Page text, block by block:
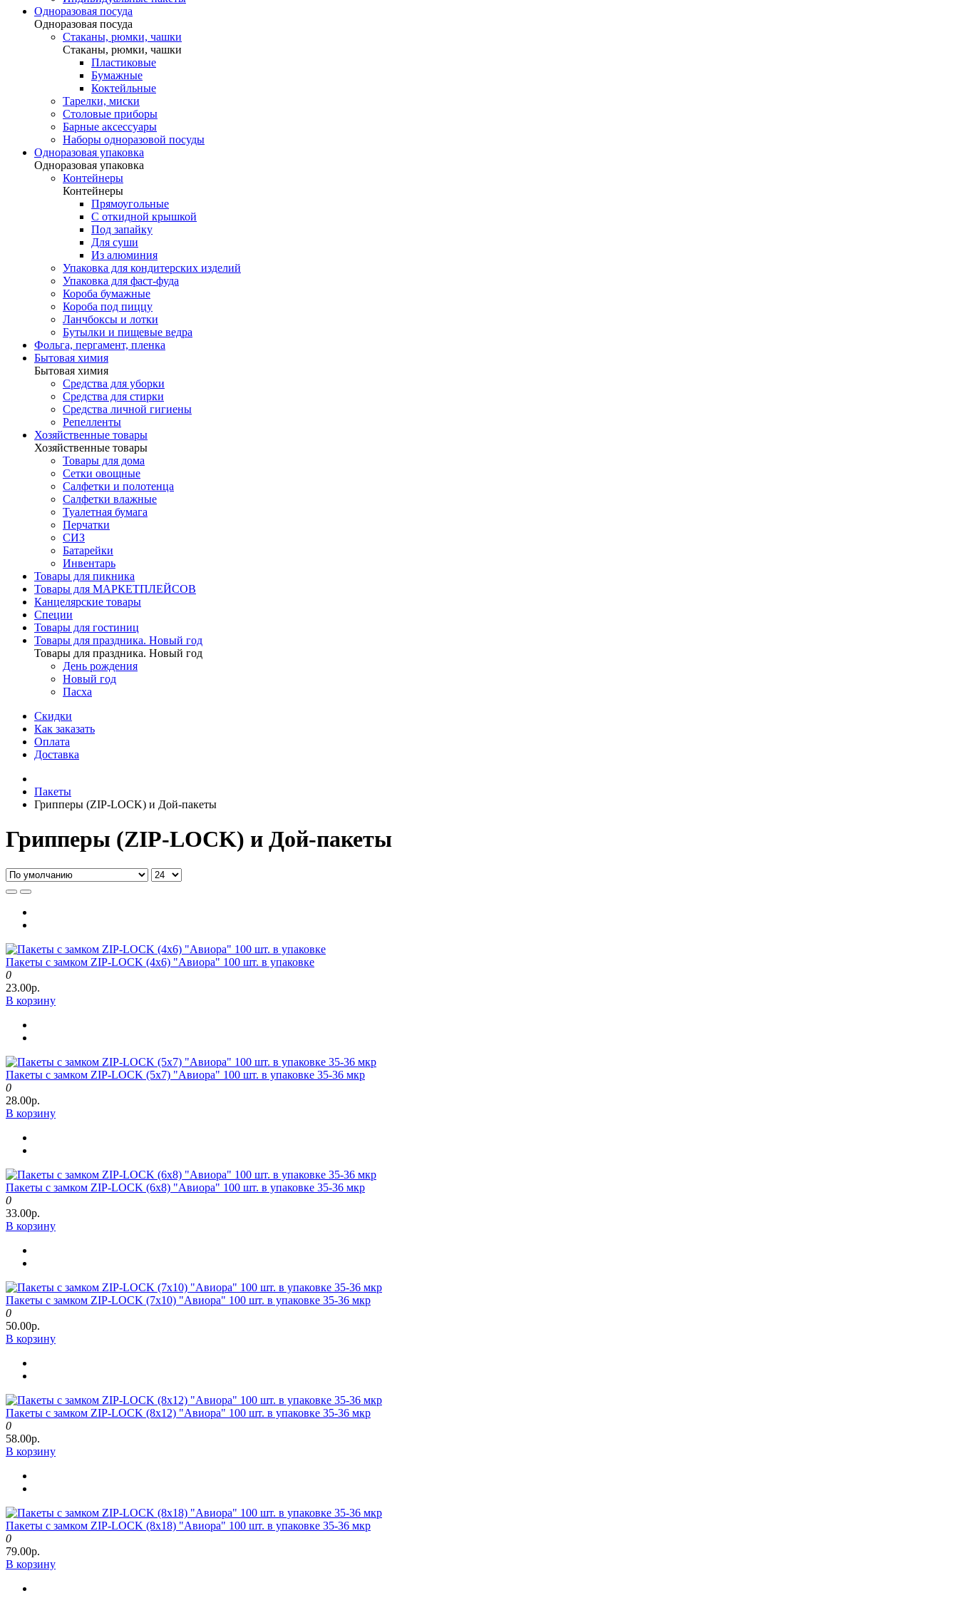
Одноразовая посуда
Одноразовая посуда
Стаканы, рюмки, чашки
Стаканы, рюмки, чашки
Пластиковые
Бумажные
Коктейльные
Тарелки, миски
Столовые приборы
Барные аксессуары
Наборы одноразовой посуды
Одноразовая упаковка
Одноразовая упаковка
Контейнеры
Контейнеры
Прямоугольные
С откидной крышкой
Под запайку
Для суши
Из алюминия
Упаковка для кондитерских изделий
Упаковка для фаст-фуда
Короба бумажные
Короба под пиццу
Ланчбоксы и лотки
Бутылки и пищевые ведра
Фольга, пергамент, пленка
Бытовая химия
Бытовая химия
Средства для уборки
Средства для стирки
Средства личной гигиены
Репелленты
Хозяйственные товары
Хозяйственные товары
Товары для дома
Сетки овощные
Салфетки и полотенца
Салфетки влажные
Туалетная бумага
Перчатки
СИЗ
Батарейки
Инвентарь
Товары для пикника
Товары для МАРКЕТПЛЕЙСОВ
Канцелярские товары
Специи
Товары для гостиниц
Товары для праздника. Новый год
Товары для праздника. Новый год
День рождения
Новый год
Пасха
Скидки
Как заказать
Оплата
Доставка
Пакеты
Грипперы (ZIP-LOCK) и Дой-пакеты
Грипперы (ZIP-LOCK) и Дой-пакеты
Пакеты с замком ZIP-LOCK (4х6) "Авиора" 100 шт. в упаковке
0
23.00р.
В корзину
Пакеты с замком ZIP-LOCK (5х7) "Авиора" 100 шт. в упаковке 35-36 мкр
0
28.00р.
В корзину
Пакеты с замком ZIP-LOCK (6х8) "Авиора" 100 шт. в упаковке 35-36 мкр
0
33.00р.
В корзину
Пакеты с замком ZIP-LOCK (7х10) "Авиора" 100 шт. в упаковке 35-36 мкр
0
50.00р.
В корзину
Пакеты с замком ZIP-LOCK (8х12) "Авиора" 100 шт. в упаковке 35-36 мкр
0
58.00р.
В корзину
Пакеты с замком ZIP-LOCK (8х18) "Авиора" 100 шт. в упаковке 35-36 мкр
0
79.00р.
В корзину